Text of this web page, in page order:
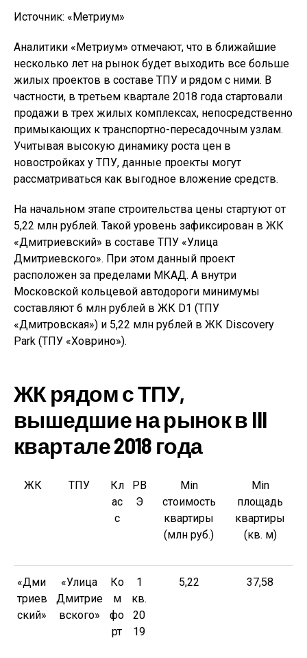
Источник: «Метриум»
Аналитики «Метриум» отмечают, что в ближайшие
несколько лет на рынок будет выходить все больше
жилых проектов в составе ТПУ и рядом с ними. В
частности, в третьем квартале 2018 года стартовали
продажи в трех жилых комплексах, непосредственно
примыкающих к транспортно-пересадочным узлам.
Учитывая высокую динамику роста цен в
новостройках у ТПУ, данные проекты могут
рассматриваться как выгодное вложение средств.
На начальном этапе строительства цены стартуют от
5,22 млн рублей. Такой уровень зафиксирован в ЖК
«Дмитриевский» в составе ТПУ «Улица
Дмитриевского». При этом данный проект
расположен за пределами МКАД. А внутри
Московской кольцевой автодороги минимумы
составляют 6 млн рублей в ЖК D1 (ТПУ
«Дмитровская») и 5,22 млн рублей в ЖК Discovery
Park (ТПУ «Ховрино»).
ЖК рядом с ТПУ,
вышедшие на рынок в III
квартале 2018 года
ЖК ТПУ
Кл
ас
с
РВ
Э
Min
стоимость
квартиры
(млн руб.)
Min
площадь
квартиры
(кв. м)
«Дми
триев
ский»
«Улица
Дмитрие
вского»
Ко
м
фо
рт
1
кв.
20
19
5,22 37,58